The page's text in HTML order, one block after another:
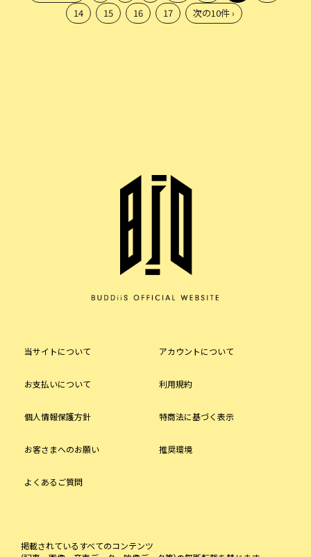
14
15 16 17 次の10件 ›
当サイトについて アカウントについて
お支払いについて 利用規約
個人情報保護方針 特商法に基づく表示
お客さまへのお願い 推奨環境
よくあるご質問
掲載されているすべてのコンテンツ